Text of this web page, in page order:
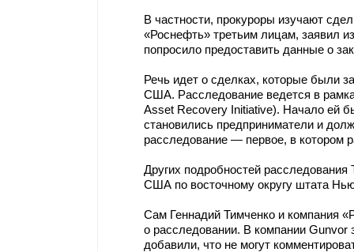
В частности, прокуроры изучают
«Роснефть» третьим лицам, заявил
попросило предоставить данные о
Речь идет о сделках, которые были
США. Расследование ведется в
Asset Recovery Initiative). Начало ей
становились предприниматели и
расследование — первое, в котором
Других подробностей
США по восточному округу штата
Сам Геннадий Тимченко и компания
о расследовании. В компании
добавили, что не могут